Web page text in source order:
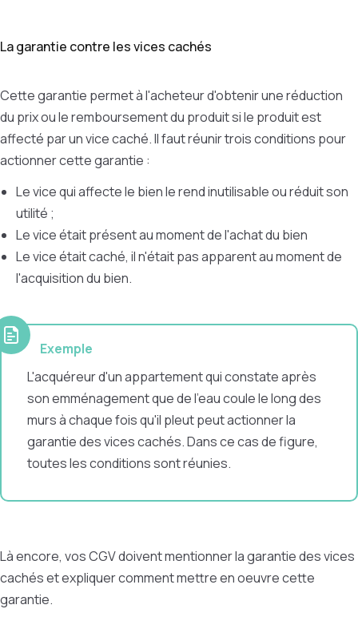
La garantie contre les vices cachés
Cette garantie permet à l'acheteur d'obtenir une réduction
du prix ou le remboursement du produit si le produit est
affecté par un vice caché. Il faut réunir trois conditions pour
actionner cette garantie :
Le vice qui affecte le bien le rend inutilisable ou réduit son
utilité ;
Le vice était présent au moment de l'achat du bien
Le vice était caché, il n'était pas apparent au moment de
l'acquisition du bien.
Exemple
L'acquéreur d'un appartement qui constate après
son emménagement que de l'eau coule le long des
murs à chaque fois qu'il pleut peut actionner la
garantie des vices cachés. Dans ce cas de figure,
toutes les conditions sont réunies.
Là encore, vos CGV doivent mentionner la garantie des vices
cachés et expliquer comment mettre en oeuvre cette
garantie.